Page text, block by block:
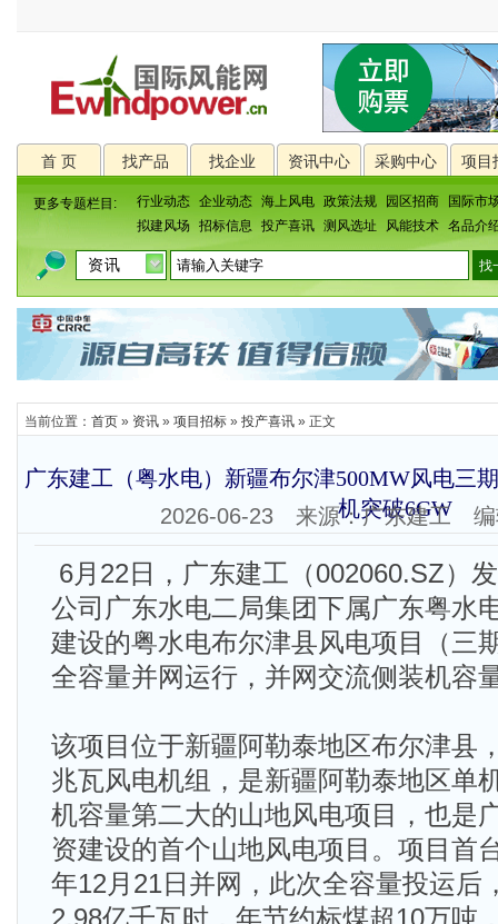
首 页 找产品 找企业 资讯中心 采购中心 项目
更多专题栏目: 行业动态 企业动态 海上风电 政策法规 园区招商
国际市
拟建风场
招标信息 投产喜讯 测风选址 风能技术 名品介
当前位置： 首页 » 资讯 » 项目招标 » 投产喜讯 » 正文
广东建工（粤水电）新疆布尔津500MW风电三
机突破6GW
2026-06-23 来源：广东建工 编
6月22日，广东建工（002060.SZ）
公司广东水电二局集团下属广东粤水
建设的粤水电布尔津县风电项目（三
全容量并网运行，并网交流侧装机容
该项目位于新疆阿勒泰地区布尔津县
兆瓦风电机组，是新疆阿勒泰地区单
机容量第二大的山地风电项目，也是
资建设的首个山地风电项目。项目首
年12月21日并网，此次全容量投运后